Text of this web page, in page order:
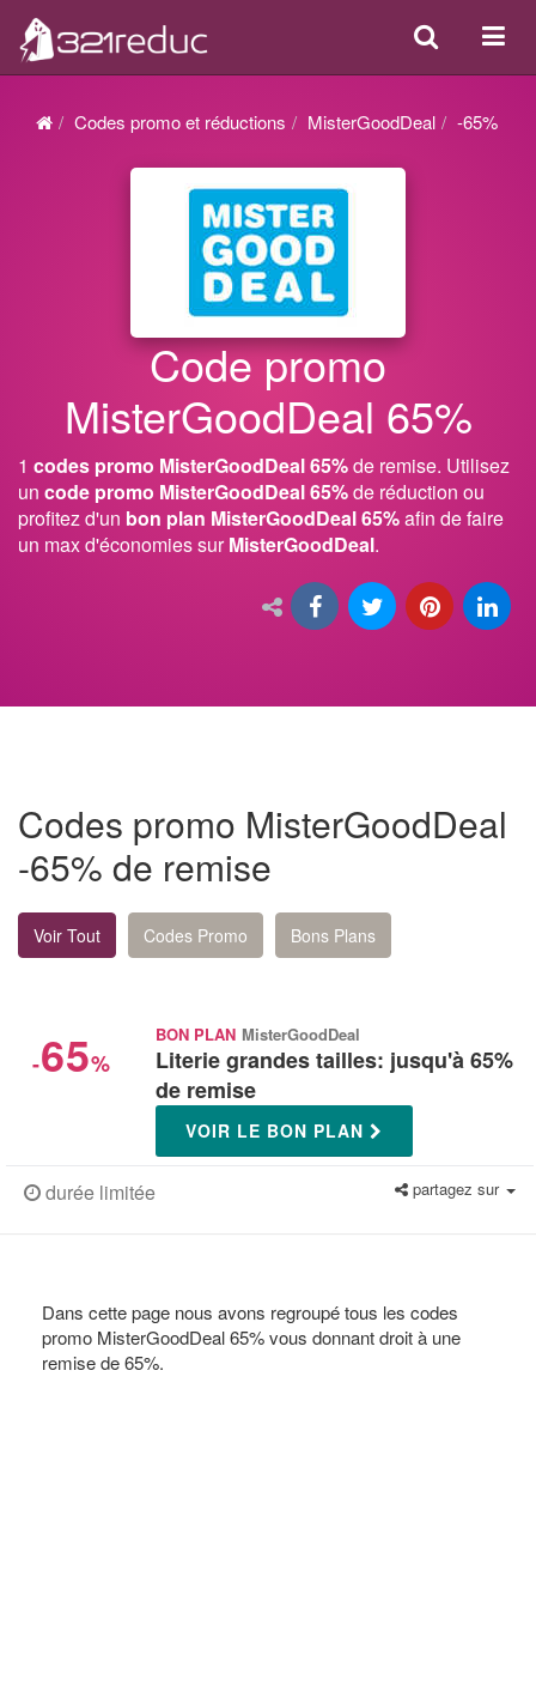
ou
Search
Codes promo et réductions MisterGoodDeal -65%
Code promo
MisterGoodDeal 65%
1 codes promo MisterGoodDeal 65%de remise. Utilisez
un code promo MisterGoodDeal 65%de réduction ou
profitez d'un bon plan MisterGoodDeal 65%afin de faire
un max d'économies surMisterGoodDeal.
Codes promo MisterGoodDeal
-65% de remise
Voir Tout Codes Promo Bons Plans
-65%
BON PLAN MisterGoodDeal
Literie grandes tailles: jusqu'à 65%
de remise
VOIR LE BON PLAN
durée limitée partagez sur
Dans cette page nous avons regroupé tous les codes
promo MisterGoodDeal 65% vous donnant droit à une
remise de 65%.